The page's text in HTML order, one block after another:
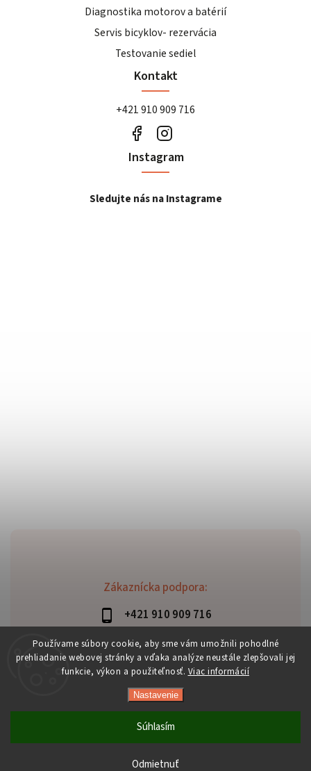
Používame súbory cookie, aby sme vám umožnili pohodlné
prehliadanie webovej stránky a vďaka analýze neustále zlepšovali jej
funkcie, výkon a použiteľnosť. Viac informácií
Nastavenie
Odmietnuť
Súhlasím
Zákaznícka podpora:
+421 910 909 716
lubomir.haraus@alterbike.sk
Diagnostika motorov a batérií
Servis bicyklov- rezervácia
Testovanie sediel
Kontakt
+421 910 909 716
Instagram
Sledujte nás na Instagrame
Copyright 2026
Shoptet | Design